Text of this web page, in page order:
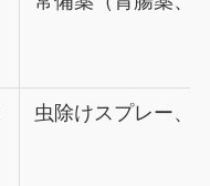
虫除けスプレー、